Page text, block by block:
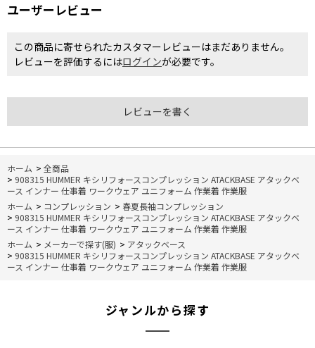
ユーザーレビュー
この商品に寄せられたカスタマーレビューはまだありません。
レビューを評価するにはログインが必要です。
レビューを書く
ホーム > 全商品
> 908315 HUMMER キシリフォースコンプレッション ATACKBASE アタックベ
ース インナー 仕事着 ワークウェア ユニフォーム 作業着 作業服
ホーム > コンプレッション > 春夏長袖コンプレッション
> 908315 HUMMER キシリフォースコンプレッション ATACKBASE アタックベ
ース インナー 仕事着 ワークウェア ユニフォーム 作業着 作業服
ホーム > メーカーで探す(服) > アタックベース
> 908315 HUMMER キシリフォースコンプレッション ATACKBASE アタックベ
ース インナー 仕事着 ワークウェア ユニフォーム 作業着 作業服
ジャンルから探す